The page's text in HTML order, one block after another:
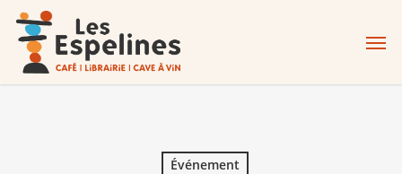
Skip
main
content
Événement